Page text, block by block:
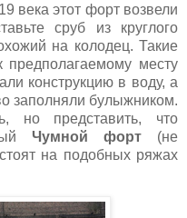
века этот форт возвели
сруб из круглого
на колодец. Такие
месту
конструкцию в воду, а
заполняли булыжником.
но представить, что
Чумной форт (не
на подобных ряжах